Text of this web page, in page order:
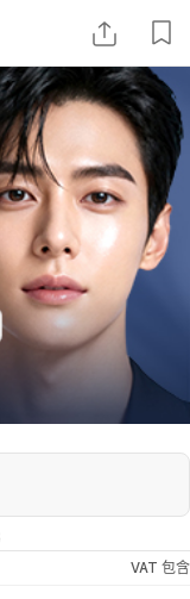
VAT 包含